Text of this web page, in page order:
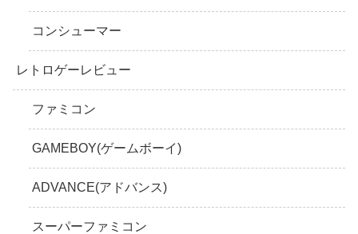
コンシューマー
レトロゲーレビュー
ファミコン
GAMEBOY(ゲームボーイ)
ADVANCE(アドバンス)
スーパーファミコン